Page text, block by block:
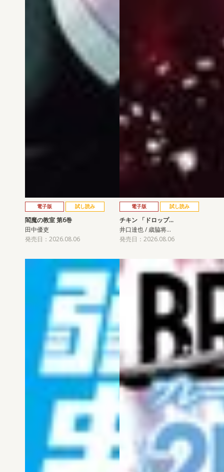
電子版 試し読み
閻魔の教室 第6巻
田中優吏
発売日：2026.08.06
電子版 試し読み
チキン 「ドロップ…
井口達也 / 歳脇将…
発売日：2026.08.06